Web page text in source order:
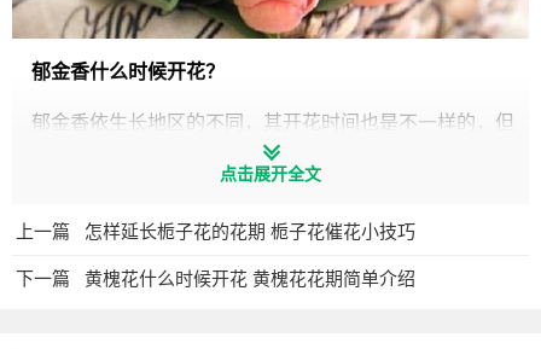
郁金香什么时候开花？
郁金香依生长地区的不同，其开花时间也是不一样的，但
普遍约在3月下旬至5月上旬开花。我国华东地区于9-10月种
3-4月份开花。而国外像荷兰，*耳其等国，经过特殊方法种
点击展开全文
上一篇 怎样延长栀子花的花期 栀子花催花小技巧
下一篇 黄槐花什么时候开花 黄槐花花期简单介绍